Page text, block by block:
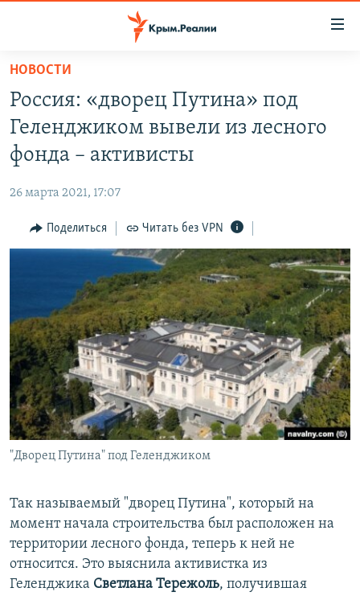
Вернуться
основному
содержанию
Вернутся
главной
навигации
Вернутся
СПЕЦПРОЕКТЫ
11 ЛЕТ ОККУПАЦИИ КРЫМА. 11 ИСТОРИЙ СОПРОТИВЛЕНИЯ
ВОДА
ЕЩЕ
ИНТЕРАКТИВ
ТЕЛЕПРОЕКТ КРЫМ.РЕАЛИИ
СОВЕТЫ ПРАВОЗАЩИТНИКОВ
ПРОПАВШИЕ БЕЗ ВЕСТИ
ПОБЕДИТЕЛЕЙ НЕ СУДЯТ?
КРЫМ.НЕПОКОРЕННЫЙ
ELIFBE
УКРАИНСКАЯ ПРОБЛЕМА КРЫМА
РАДІО СВОБОДА
КАК ОБОЙТИ БЛОКИРОВКУ
Українською
Qırımtatar
ПРИСОЕДИНЯЙТЕСЬ!
НОВОСТИ
Россия: «дворец Путина» под
Геленджиком вывели из лесного
фонда – активисты
26 марта 2021, 17:07
Поделиться Читать без VPN
"Дворец Путина" под Геленджиком
Так называемый "дворец Путина", который на
момент начала строительства был расположен на
территории лесного фонда, теперь к ней не
относится. Это выяснила активистка из
Геленджика Светлана Тережоль, получившая